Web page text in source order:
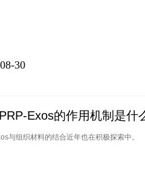
30
Exos的作用机制是什
与组织材料的结合近年也在积极探索中。